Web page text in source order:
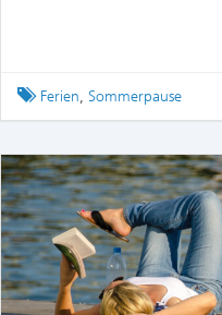
Tagged
Ferien, Sommerpause